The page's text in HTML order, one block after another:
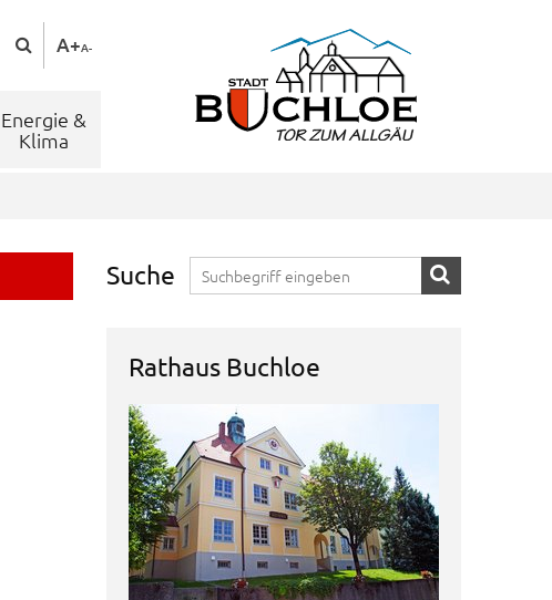
A+A-
Energie &
Klima
Suche
Rathaus Buchloe